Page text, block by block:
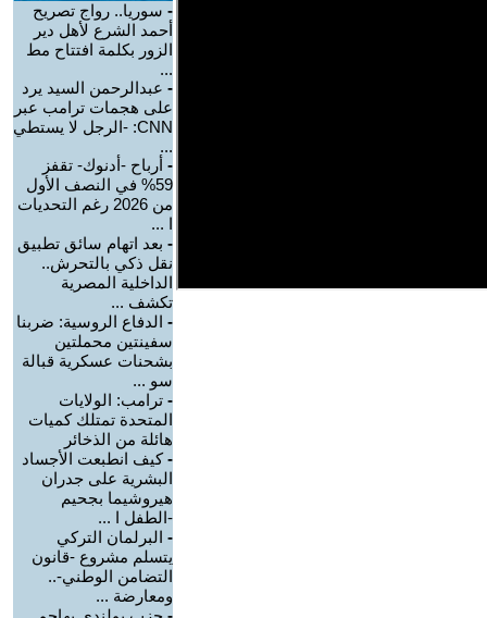
- سوريا.. رواج تصريح
أحمد الشرع لأهل دير
الزور بكلمة افتتاح مط
...
- عبدالرحمن السيد يرد
على هجمات ترامب عبر
CNN: -الرجل لا يستطي
...
- أرباح -أدنوك- تقفز
59% في النصف الأول
من 2026 رغم التحديات
ا ...
- بعد اتهام سائق تطبيق
نقل ذكي بالتحرش..
الداخلية المصرية
تكشف ...
- الدفاع الروسية: ضربنا
سفينتين محملتين
بشحنات عسكرية قبالة
سو ...
- ترامب: الولايات
المتحدة تمتلك كميات
هائلة من الذخائر
-كيف انطبعت الأجساد
البشرية على جدران
هيروشيما بجحيم
-الطفل ا ...
- البرلمان التركي
يتسلم مشروع -قانون
التضامن الوطني-..
ومعارضة ...